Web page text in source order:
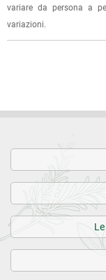
Sapone
5
Per qualsiasi
variare da persona a
variazioni.